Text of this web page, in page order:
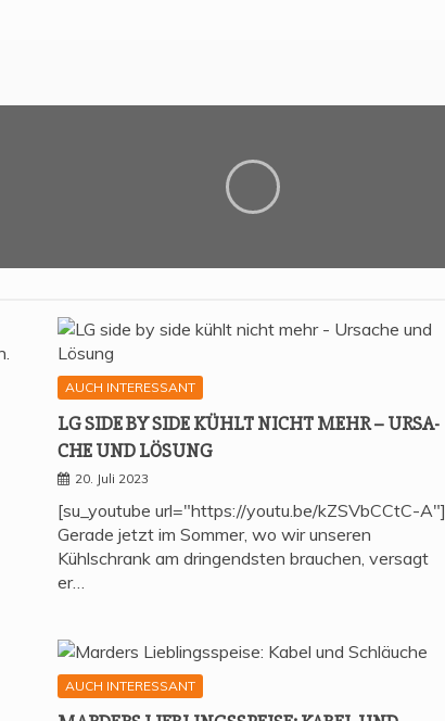
AUCH INTERESSANT
LG SIDE BY SIDE KÜHLT NICHT MEHR – URSA­
CHE UND LÖSUNG
20. Juli 2023
[su_youtube url="https://youtu.be/kZSVbCCtC-A"]
Gerade jetzt im Sommer, wo wir unseren
Kühlschrank am dringendsten brauchen, versagt
er…
AUCH INTERESSANT